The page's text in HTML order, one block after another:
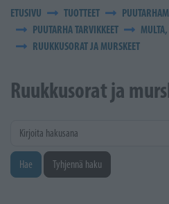
ETUSIVU TUOTTEET
PUUTARHA TARVIKKEET
RUUKKUSORAT JA MURSKEET
Ruukkusorat ja
Kirjoita hakusana
Hae Tyhjennä haku